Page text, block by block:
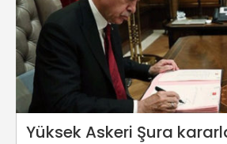
Yüksek Askeri Şura